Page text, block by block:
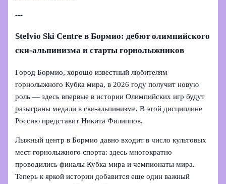
---
Stelvio Ski Centre в Бормио: дебют олимпийского
ски-альпинизма и старты горнолыжников
Город Бормио, хорошо известный любителям
горнолыжного Кубка мира, в 2026 году получит новую
роль — здесь впервые в истории Олимпийских игр будут
разыграны медали в ски-альпинизме. В этой дисциплине
Россию представит Никита Филиппов.
Лыжный центр в Бормио давно входит в число культовых
мест горнолыжного спорта: здесь многократно
проводились финалы Кубка мира и чемпионаты мира.
Теперь к яркой истории добавится еще один важный